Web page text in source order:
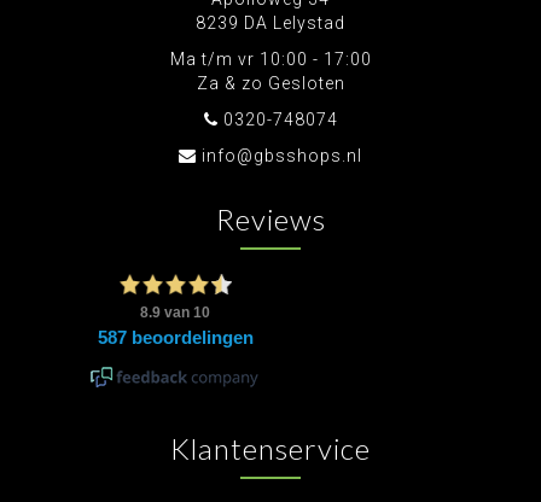
8239 DA Lelystad
Ma t/m vr 10:00 - 17:00
Za & zo Gesloten
0320-748074
info@gbsshops.nl
Reviews
Klantenservice